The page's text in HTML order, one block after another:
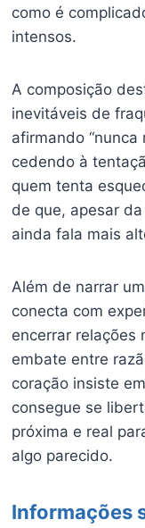
como é
intensos.
A composição
inevitáveis de
afirmando “nunca
cedendo à
quem tenta
de que, apesar
ainda fala mais
Além de narrar
conecta com
encerrar relações
embate entre
coração insiste
consegue se
próxima e real
algo parecido.
Informações